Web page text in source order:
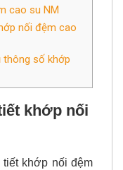
cao su NM
nối đệm cao
thông số khớp
khớp nối
khớp nối đệm